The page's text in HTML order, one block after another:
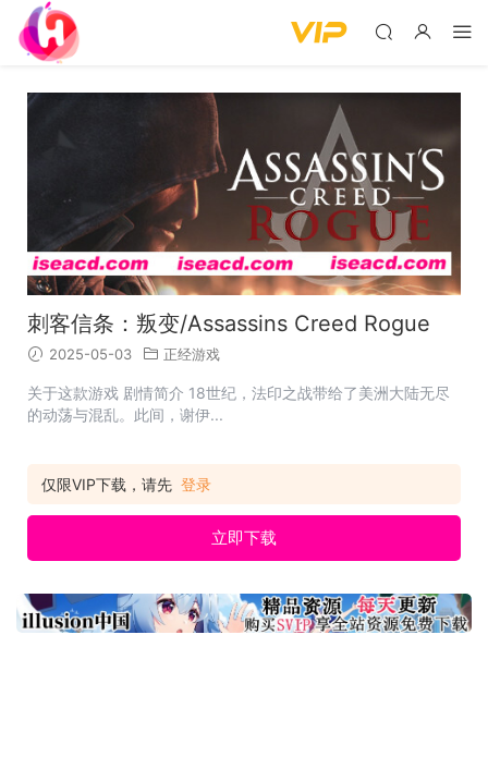
刺客信条：叛变/Assassins Creed Rogue
2025-05-03 正经游戏
关于这款游戏 剧情简介 18世纪，法印之战带给了美洲大陆无尽
的动荡与混乱。此间，谢伊...
仅限VIP下载，请先 登录
立即下载